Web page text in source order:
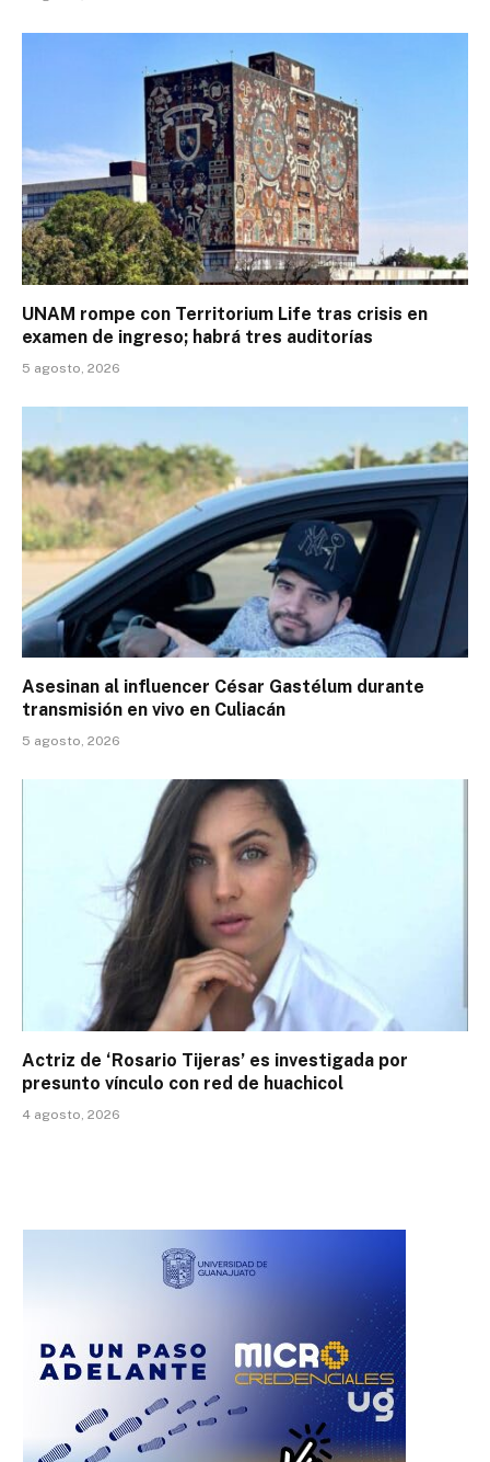
UNAM rompe con Territorium Life tras crisis en
examen de ingreso; habrá tres auditorías
5 agosto, 2026
Asesinan al influencer César Gastélum durante
transmisión en vivo en Culiacán
5 agosto, 2026
Actriz de ‘Rosario Tijeras’ es investigada por
presunto vínculo con red de huachicol
4 agosto, 2026